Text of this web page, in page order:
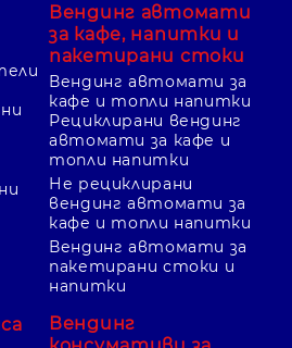
Вендинг автомати
за кафе, напитки и
пакетирани стоки
Вендинг автомати за
кафе и топли напитки
Рециклирани вендинг
автомати за кафе и
топли напитки
Не рециклирани
вендинг автомати за
кафе и топли напитки
Вендинг автомати за
пакетирани стоки и
напитки
Вендинг